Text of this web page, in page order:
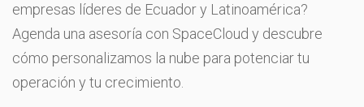
empresas líderes de Ecuador y Latinoamérica?
Agenda una asesoría con SpaceCloud y descubre
cómo personalizamos la nube para potenciar tu
operación y tu crecimiento.